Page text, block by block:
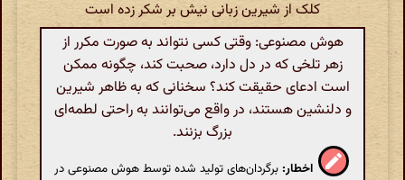
کلک از شیرین زبانی نیش بر شکر زده است
هوش مصنوعی: وقتی کسی نتواند به صورت مکرر از
زهر تلخی که در دل دارد، صحبت کند، چگونه ممکن
است ادعای حقیقت کند؟ سخنانی که به ظاهر شیرین
و دلنشین هستند، در واقع می‌توانند به راحتی لطمه‌ای
بزرگ بزنند.
اخطار: برگردان‌های تولید شده توسط هوش مصنوعی در